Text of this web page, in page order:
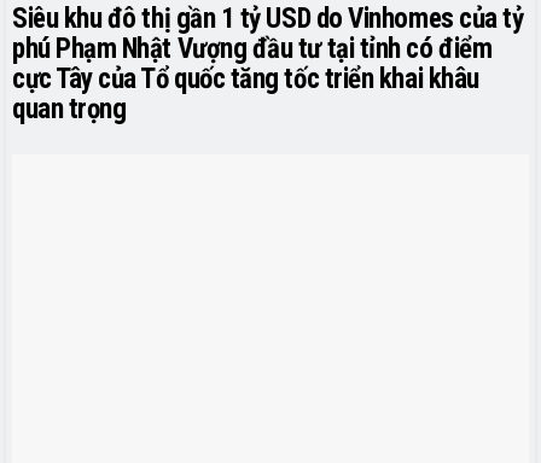
Siêu khu đô thị gần 1 tỷ USD do Vinhomes của tỷ
phú Phạm Nhật Vượng đầu tư tại tỉnh có điểm
cực Tây của Tổ quốc tăng tốc triển khai khâu
quan trọng